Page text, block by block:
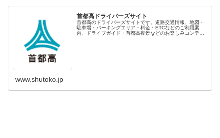
首都高ドライバーズサイト
首都高のドライバーズサイトです。道路交通情報、地図・
駐車場・パーキングエリア・料金・ETCなどのご利用案
内、ドライブガイド・首都高夜景などのお楽しみコンテン
www.shutoko.jp